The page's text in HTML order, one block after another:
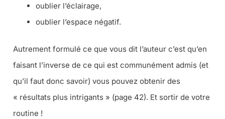
oublier l’éclairage,
oublier l’espace négatif.
Autrement formulé ce que vous dit l’auteur c’est qu’en
faisant l’inverse de ce qui est communément admis (et
qu’il faut donc savoir) vous pouvez obtenir des
« résultats plus intrigants » (page 42). Et sortir de votre
routine !